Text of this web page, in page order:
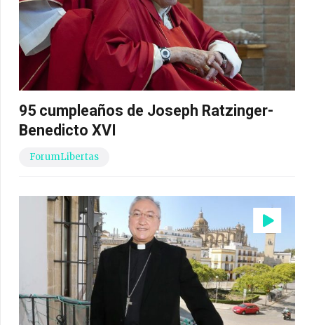
95 cumpleaños de Joseph Ratzinger-
Benedicto XVI
ForumLibertas